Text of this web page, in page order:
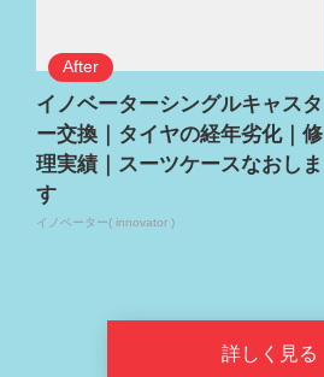
イノベーターシングルキャスタ
ー交換｜タイヤの経年劣化｜修
理実績｜スーツケースなおしま
す
イノベーター( innovator )
詳しく見る